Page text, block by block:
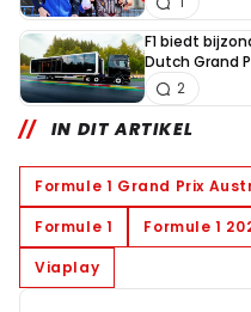
F1 biedt
Dutch Grand
2
IN DIT ARTIKEL
Formule 1 Grand Prix
Formule 1
Formule 1
Viaplay